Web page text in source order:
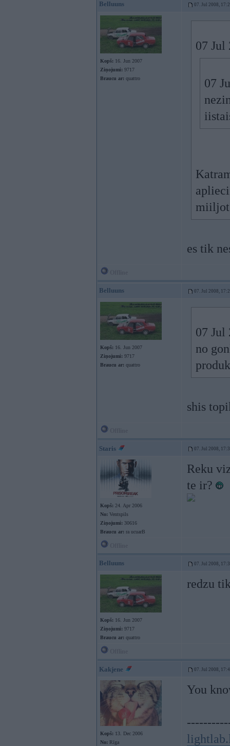
Belluuns 07. Jul 2008,
Kopš: 16. Jun 2007
Ziņojumi: 9717
Braucu ar: quattro
07 Jul
07
es tik
Belluuns 07. Jul 2008,
Kopš: 16. Jun 2007
Ziņojumi: 9717
Braucu ar: quattro
07 Jul
no
shis
Staris 07. Jul 2008,
Kopš: 24. Apr 2006
No: Ventspils
Ziņojumi: 30616
Braucu ar: ra ucuarB
Reku
te ir?
Belluuns 07. Jul 2008,
Kopš: 16. Jun 2007
Ziņojumi: 9717
Braucu ar: quattro
redzu
Kakjene 07. Jul 2008,
Kopš: 13. Dec 2006
No: Rīga
You